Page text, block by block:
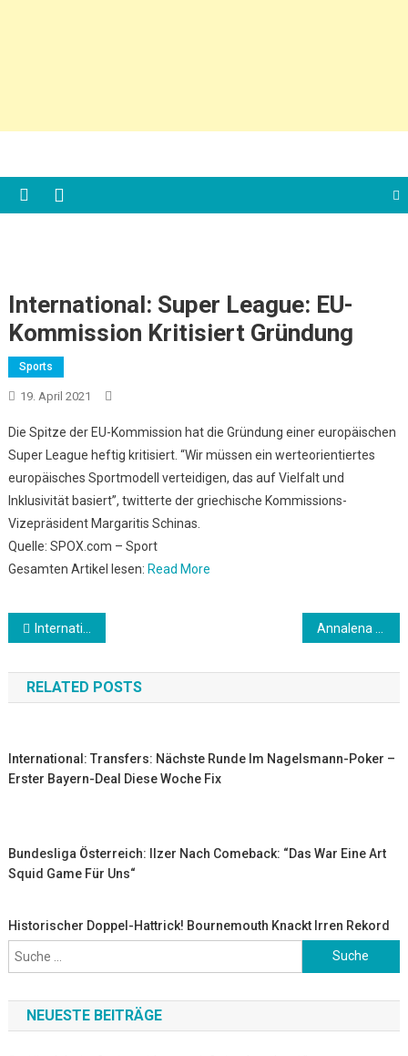
International: Super League: EU-
Kommission Kritisiert Gründung
Sports
19. April 2021
Die Spitze der EU-Kommission hat die Gründung einer europäischen
Super League heftig kritisiert. “Wir müssen ein werteorientiertes
europäisches Sportmodell verteidigen, das auf Vielfalt und
Inklusivität basiert”, twitterte der griechische Kommissions-
Vizepräsident Margaritis Schinas.
Quelle: SPOX.com – Sport
Gesamten Artikel lesen: Read More
Beitrags-
Navigation
International: Reaktionen auf die Gründung der Super League
RELATED POSTS
International: Transfers: Nächste Runde Im Nagelsmann-Poker –
Erster Bayern-Deal Diese Woche Fix
Bundesliga Österreich: Ilzer Nach Comeback: “Das War Eine Art
Squid Game Für Uns“
Historischer Doppel-Hattrick! Bournemouth Knackt Irren Rekord
Suche
nach:
NEUESTE BEITRÄGE